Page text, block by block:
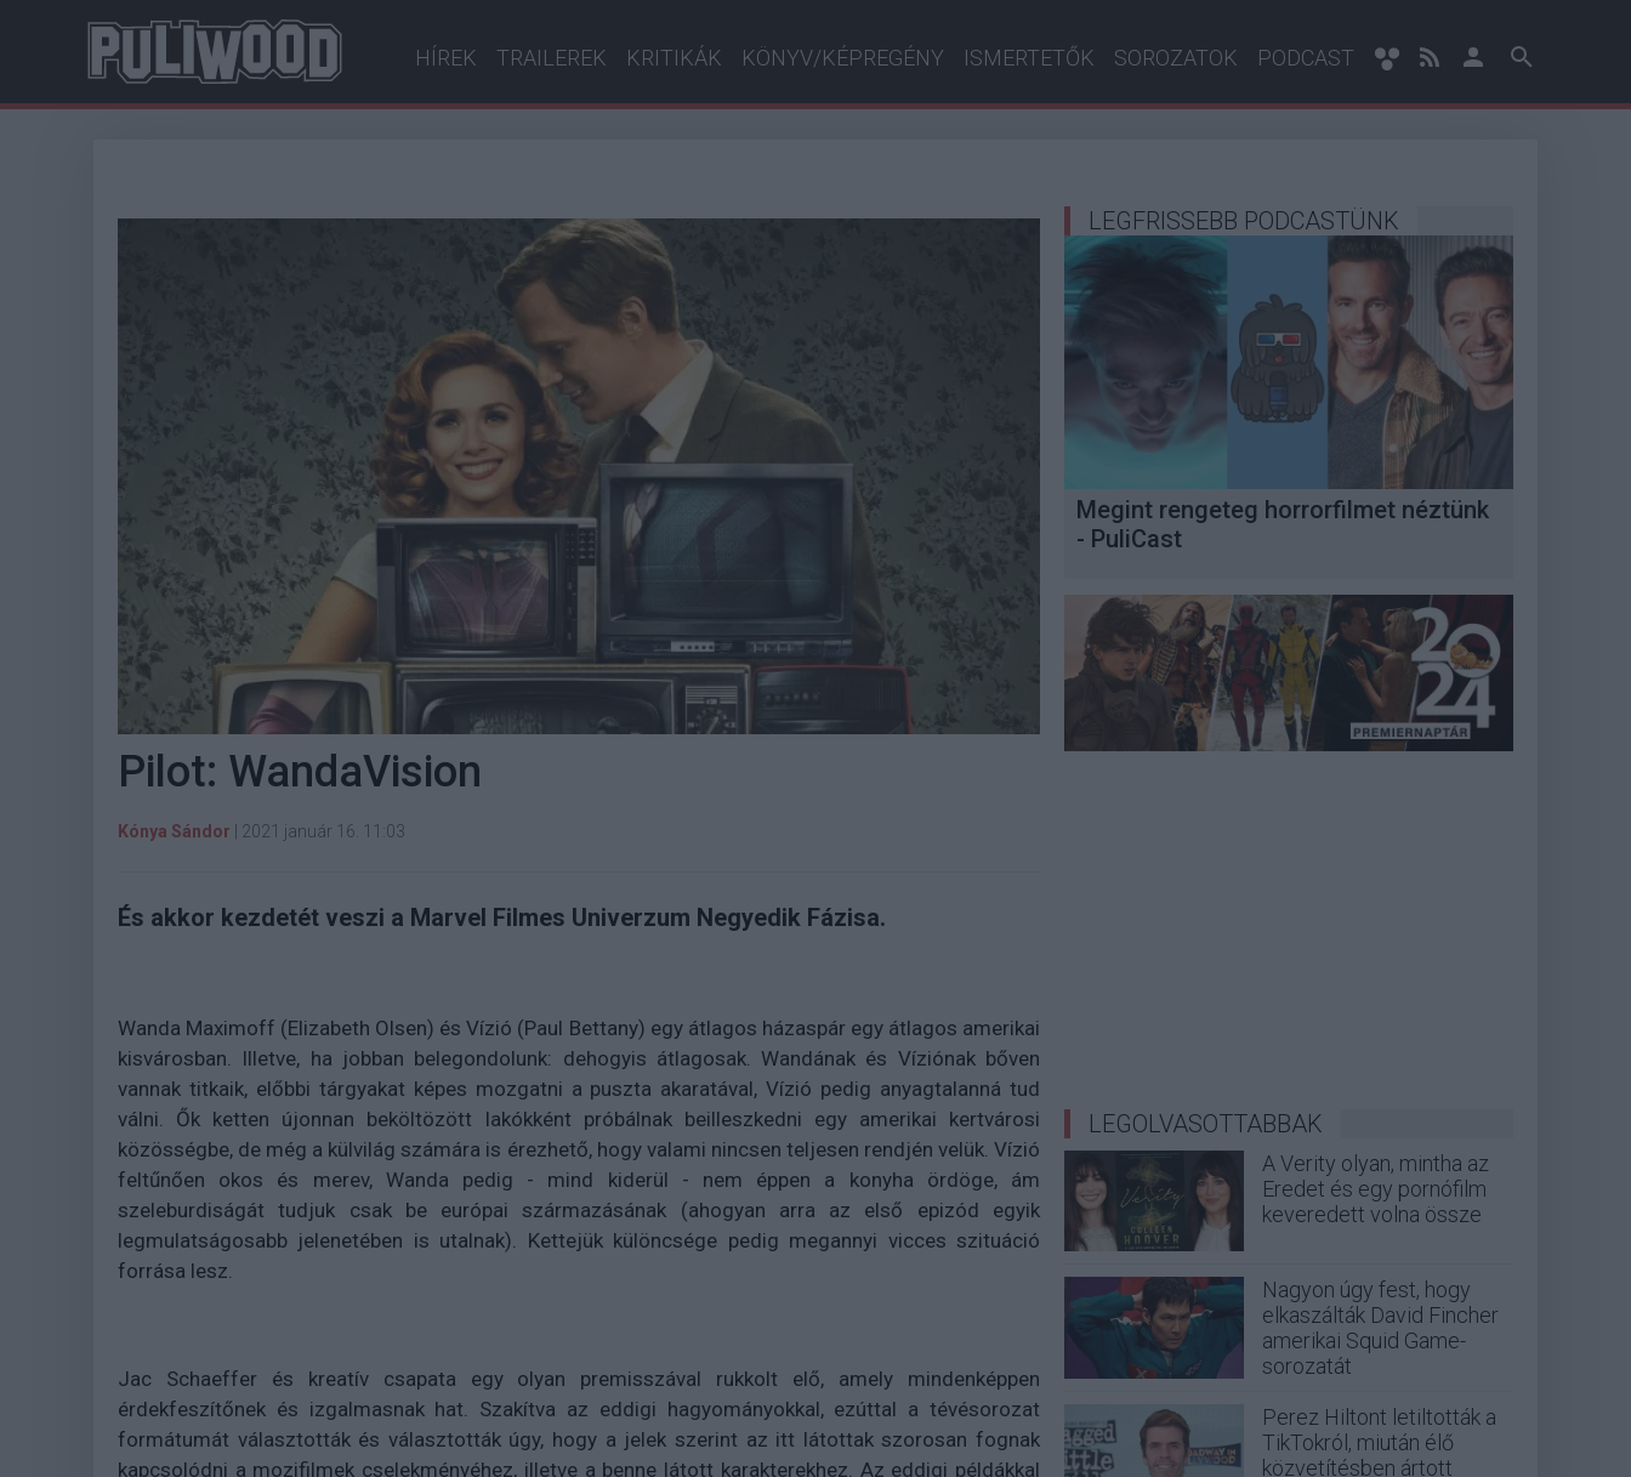
HÍREK TRAILEREK KRITIKÁK KÖNYV/KÉPREGÉNY ISMERTETŐK SOROZATOK PODCAST
Pilot: WandaVision
Kónya Sándor 2021 január 16. 11:03
És akkor kezdetét veszi a Marvel Filmes Univerzum Negyedik Fázisa.
Wanda Maximoff (Elizabeth Olsen) és Vízió (Paul Bettany) egy átlagos házaspár egy átlagos amerikai
kisvárosban. Illetve, ha jobban belegondolunk: dehogyis átlagosak. Wandának és Víziónak bőven
vannak titkaik, előbbi tárgyakat képes mozgatni a puszta akaratával, Vízió pedig anyagtalanná tud
válni. Ők ketten újonnan beköltözött lakókként próbálnak beilleszkedni egy amerikai kertvárosi
közösségbe, de még a külvilág számára is érezhető, hogy valami nincsen teljesen rendjén velük. Vízió
feltűnően okos és merev, Wanda pedig - mind kiderül - nem éppen a konyha ördöge, ám
szeleburdiságát tudjuk csak be európai származásának (ahogyan arra az első epizód egyik
legmulatságosabb jelenetében is utalnak). Kettejük különcsége pedig megannyi vicces szituáció
forrása lesz.
Jac Schaeffer és kreatív csapata egy olyan premisszával rukkolt elő, amely mindenképpen
érdekfeszítőnek és izgalmasnak hat. Szakítva az eddigi hagyományokkal, ezúttal a tévésorozat
formátumát választották és választották úgy, hogy a jelek szerint az itt látottak szorosan fognak
kapcsolódni a mozifilmek cselekményéhez, illetve a benne látott karakterekhez. Az eddigi példákkal
LEGFRISSEBB PODCASTÜNK
Megint rengeteg horrorfilmet néztünk
- PuliCast
LEGOLVASOTTABBAK
A Verity olyan, mintha az
Eredet és egy pornófilm
keveredett volna össze
Nagyon úgy fest, hogy
elkaszálták David Fincher
amerikai Squid Game-
sorozatát
Perez Hiltont letiltották a
TikTokról, miután élő
közvetítésben ártott